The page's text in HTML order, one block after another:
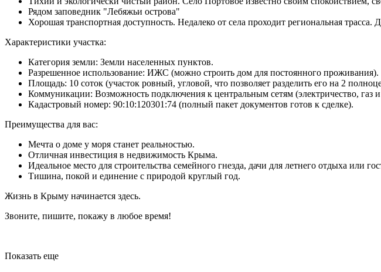
Рядом заповедник "Лебяжьи острова"
Хорошая транспортная доступность. Недалеко от села проходит региональная
Характеристики участка:
Категория земли: Земли населенных пунктов.
Разрешенное использование: ИЖС (можно строить дом для постоянного проживания).
Площадь: 10 соток (участок ровный, угловой, что позволяет разделить его на 2
Коммуникации: Возможность подключения к центральным сетям (электричество, газ
Кадастровый номер: 90:10:120301:74 (полный пакет документов готов к сделке).
Преимущества для вас:
Мечта о доме у моря станет реальностью.
Отличная инвестиция в недвижимость Крыма.
Идеальное место для строительства семейного гнезда, дачи для летнего отдыха или
Тишина, покой и единение с природой круглый год.
Жизнь в Крыму начинается здесь.
Звоните, пишите, покажу в любое время!
Показать еще